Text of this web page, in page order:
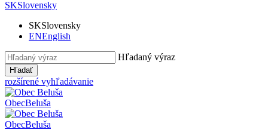
SKSlovensky
SKSlovensky
ENEnglish
Hľadaný výraz
Hľadať
rozšírené vyhľadávanie
ObecBeluša
ObecBeluša